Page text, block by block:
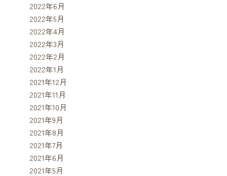
2022年6月
2022年5月
2022年4月
2022年3月
2022年2月
2022年1月
2021年12月
2021年11月
2021年10月
2021年9月
2021年8月
2021年7月
2021年6月
2021年5月